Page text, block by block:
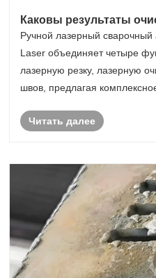
Каковы результаты
помощью 4-в-1 ручного
аппарата?
Ручной лазерный сварочный
Laser объединяет четыре
лазерную резку, лазерную
швов, предлагая
функция аппарата —
Читать далее